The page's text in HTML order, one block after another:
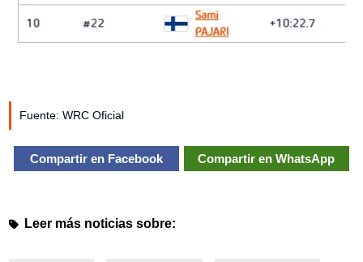
Fuente: WRC Oficial
Compartir en Facebook Compartir en WhatsApp
Leer más noticias sobre: